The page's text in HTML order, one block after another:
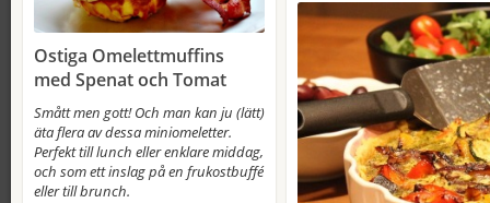
Ostiga Omelettmuffins
med Spenat och Tomat
Smått men gott! Och man kan ju (lätt)
äta flera av dessa miniomeletter.
Perfekt till lunch eller enklare middag,
och som ett inslag på en frukostbuffé
eller till brunch.